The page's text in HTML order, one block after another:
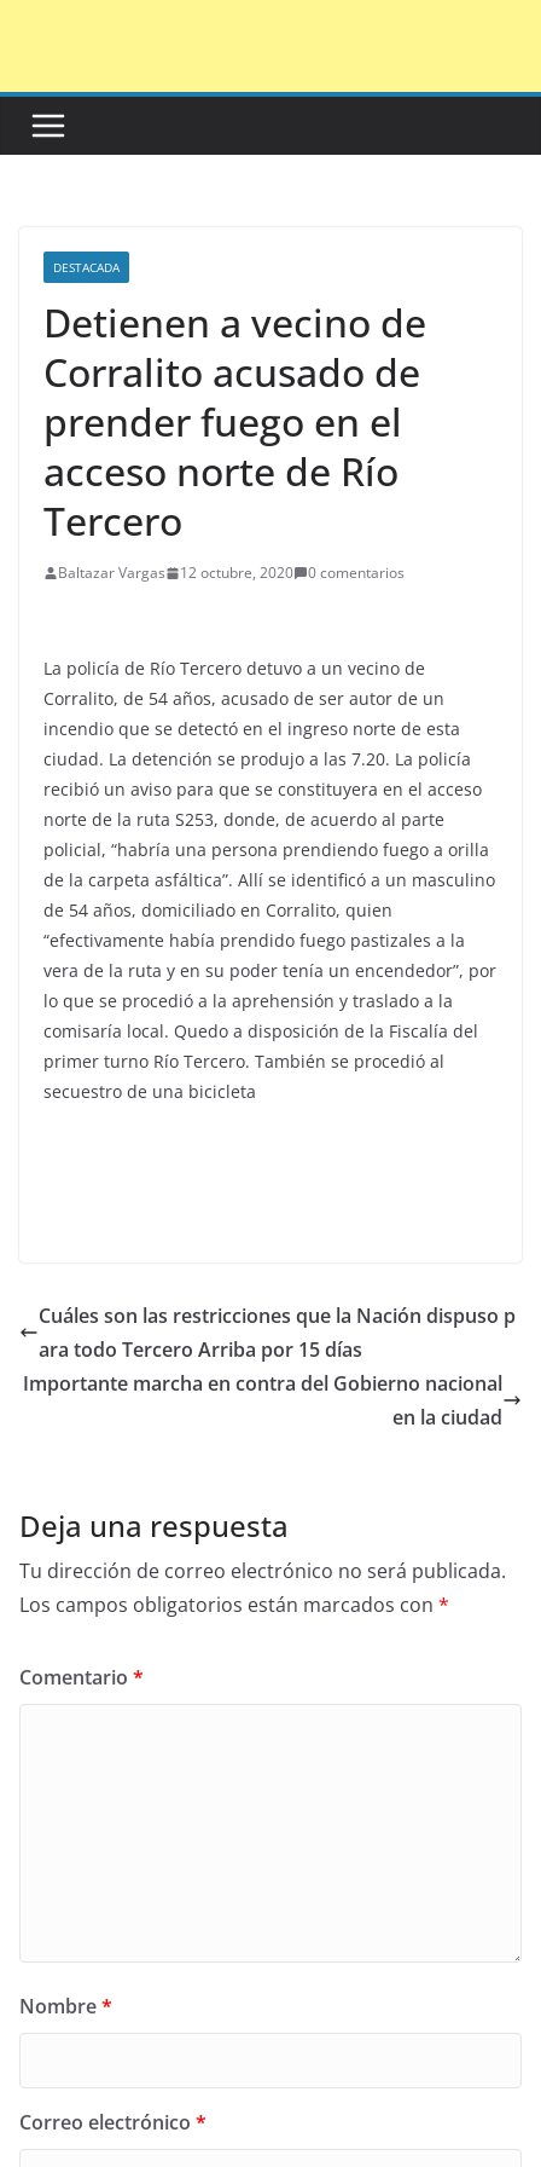
DESTACADA
Detienen a vecino de
Corralito acusado de
prender fuego en el
acceso norte de Río
Tercero
Baltazar Vargas 12 octubre, 2020 0 comentarios
La policía de Río Tercero detuvo a un vecino de
Corralito, de 54 años, acusado de ser autor de un
incendio que se detectó en el ingreso norte de esta
ciudad. La detención se produjo a las 7.20. La policía
recibió un aviso para que se constituyera en el acceso
norte de la ruta S253, donde, de acuerdo al parte
policial, “habría una persona prendiendo fuego a orilla
de la carpeta asfáltica”. Allí se identificó a un masculino
de 54 años, domiciliado en Corralito, quien
“efectivamente había prendido fuego pastizales a la
vera de la ruta y en su poder tenía un encendedor”, por
lo que se procedió a la aprehensión y traslado a la
comisaría local. Quedo a disposición de la Fiscalía del
primer turno Río Tercero. También se procedió al
secuestro de una bicicleta
Cuáles son las restricciones que la Nación dispuso p
ara todo Tercero Arriba por 15 días
Importante marcha en contra del Gobierno nacional
en la ciudad
Deja una respuesta
Tu dirección de correo electrónico no será publicada.
Los campos obligatorios están marcados con *
Comentario *
Nombre*
Correo electrónico *